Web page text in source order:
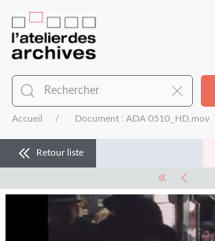
Accueil Document : ADA 0510_HD.mov
Retour liste